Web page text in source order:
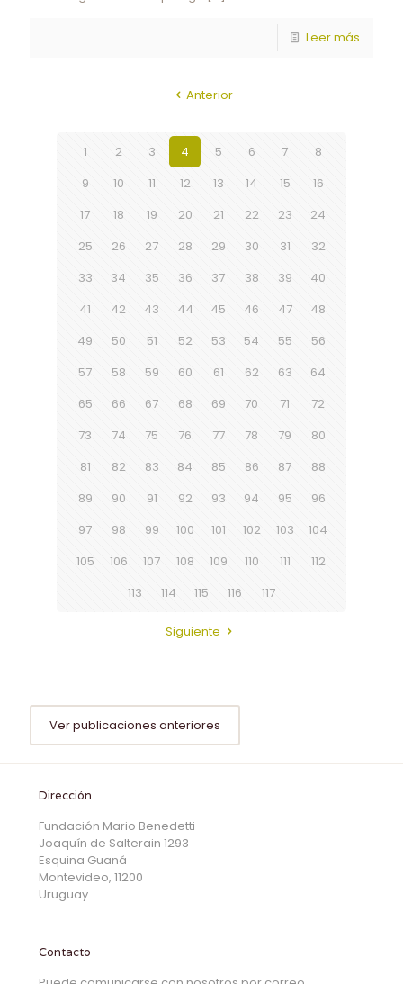
Leer más
Anterior
1 2 3 4 5 6 7
8
9
10 11 12 13 14 15
16
17
18 19 20 21 22 23
24
25
26 27 28 29 30 31
32
33
34 35 36 37 38 39
40
41
42 43 44 45 46 47
48
49
50 51 52 53 54 55
56
57
58 59 60 61 62 63
64
65
66 67 68 69 70 71
72
73
74 75 76 77 78 79
80
81
82 83 84 85 86 87
88
89
90 91 92 93 94 95
96
97
98 99 100 101 102 103
104
105
106 107 108 109 110 111
112
113
114 115 116 117
Siguiente
Ver publicaciones anteriores
Dirección
Fundación Mario Benedetti
Joaquín de Salterain 1293
Esquina Guaná
Montevideo, 11200
Uruguay
Contacto